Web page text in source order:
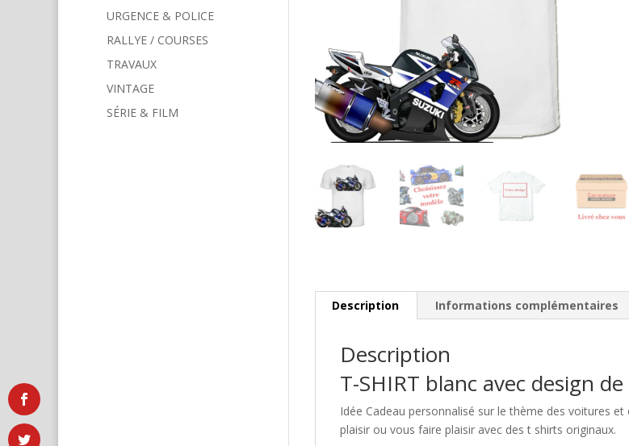
Description Informations complémentaires
Description
T-SHIRT blanc avec design
Idée Cadeau personnalisé sur le thème des voitures et
plaisir ou vous faire plaisir avec des t shirts originaux.
URGENCE & POLICE
RALLYE / COURSES
TRAVAUX
VINTAGE
SÉRIE & FILM